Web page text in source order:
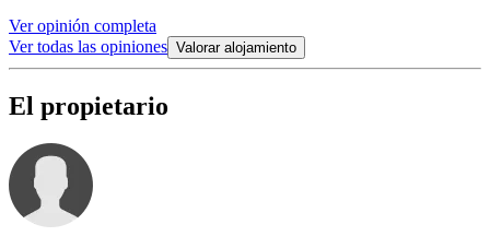
Ver opinión completa
Ver todas las opiniones Valorar alojamiento
El propietario